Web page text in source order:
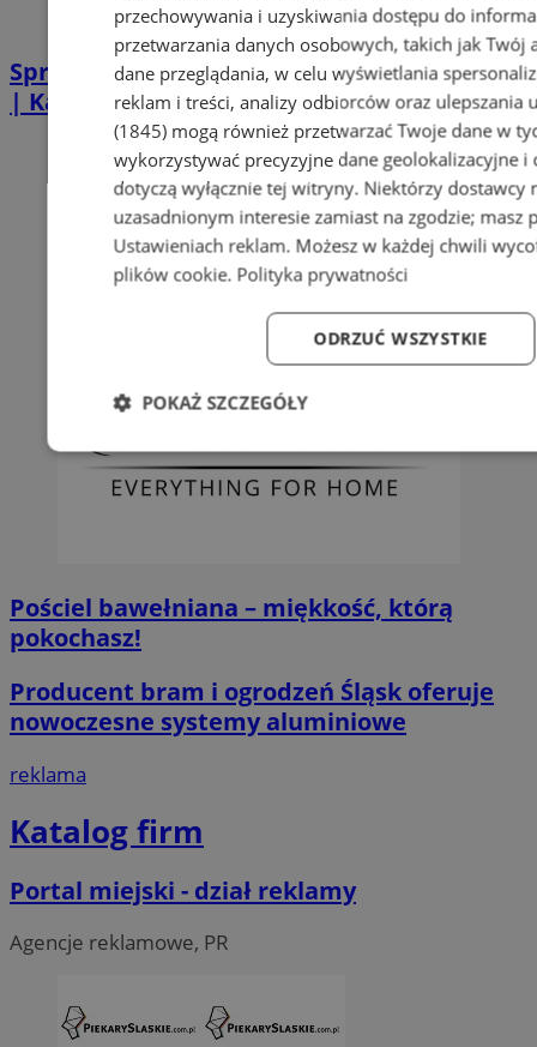
Sprzątanie po zgonie w Piekarach Śląskich
| Kastelnik
Pościel bawełniana – miękkość, którą
pokochasz!
Producent bram i ogrodzeń Śląsk oferuje
nowoczesne systemy aluminiowe
reklama
Katalog firm
Portal miejski - dział reklamy
Agencje reklamowe, PR
przechowywania i uzyskiwania dostępu do
przetwarzania danych osobowych, takich jak
dane przeglądania, w celu wyświetlania
reklam i treści, analizy odbiorców oraz ulepszania
(1845)mogą również przetwarzać Twoje dane w
wykorzystywać precyzyjne dane geolokalizacyjne
dotyczą wyłącznie tej witryny. Niektórzy dostawcy
uzasadnionym interesie zamiast na zgodzie; masz
Ustawieniach reklam. Możesz w każdej chwili
plików cookie. Polityka prywatności
ODRZUĆ WSZYSTKIE
POKAŻ SZCZEGÓŁY
Niezbędne Wydajność Targetowanie
Niezbędne Wydajność Targetowanie
logowanie użytkownika i zarządzanie kontem. Bez niezbędnych
ze strony internetowej.
QeSessID
MvSessID piekaryslaskie.com.pl
VISITOR_PRIVACY_METADATA